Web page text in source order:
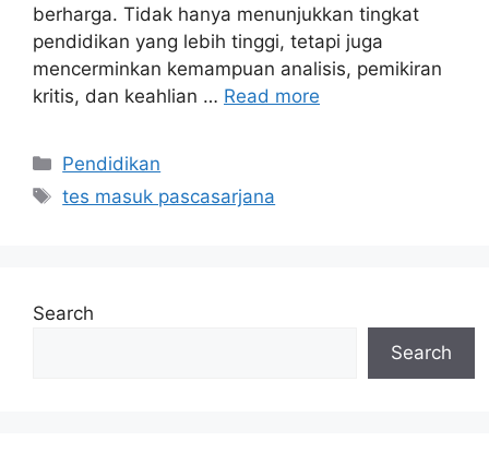
berharga. Tidak hanya menunjukkan tingkat
pendidikan yang lebih tinggi, tetapi juga
mencerminkan kemampuan analisis, pemikiran
kritis, dan keahlian … Read more
Categories
Pendidikan
Tags
tes masuk pascasarjana
Search
Search